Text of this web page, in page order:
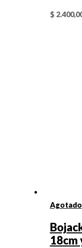
$
Agotado
18cm